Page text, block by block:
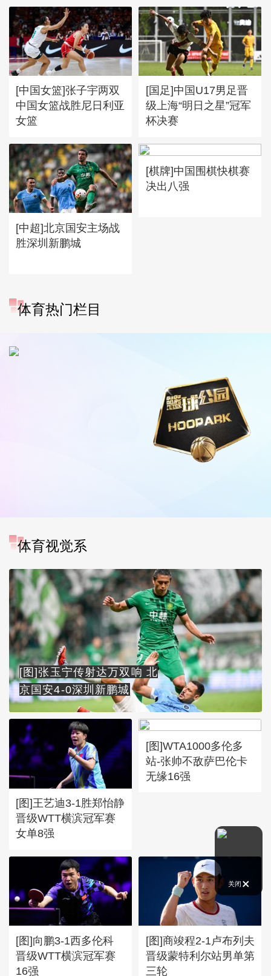
关闭
[中国女篮]张子宇两双
中国女篮战胜尼日利亚
女篮
[国足]中国U17男足晋
级上海“明日之星”冠军
杯决赛
[中超]北京国安主场战
胜深圳新鹏城
[棋牌]中国围棋快棋赛
决出八强
体育热门栏目
体育视觉系
[图]张玉宁传射达万双响 北
京国安4-0深圳新鹏城
[图]王艺迪3-1胜郑怡静
晋级WTT横滨冠军赛
女单8强
[图]WTA1000多伦多
站-张帅不敌萨巴伦卡
无缘16强
[图]向鹏3-1西多伦科
晋级WTT横滨冠军赛
16强
[图]商竣程2-1卢布列夫
晋级蒙特利尔站男单第
三轮